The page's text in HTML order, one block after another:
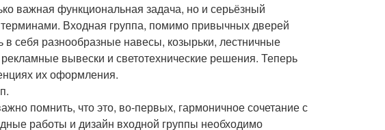
важная функциональная задача, но и серьёзный
Входная группа, помимо привычных дверей
в себя разнообразные навесы, козырьки, лестничные
вывески и светотехнические решения. Теперь
их оформления.
помнить, что это, во-первых, гармоничное сочетание с
работы и дизайн входной группы необходимо